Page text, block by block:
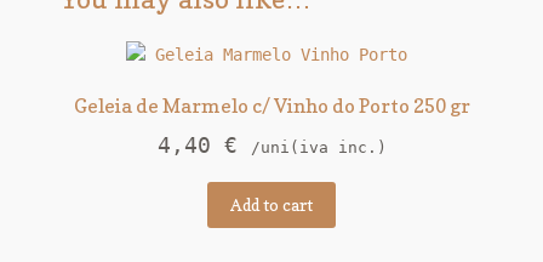
Geleia de Marmelo c/ Vinho do Porto 250 gr
4,40 € /uni(iva inc.)
Add to cart